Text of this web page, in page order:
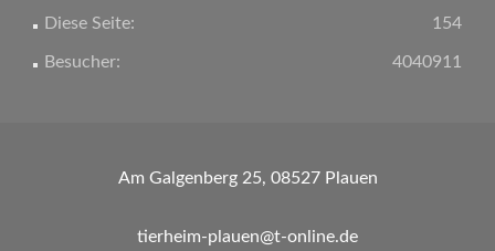
154
Diese Seite:
4040911
Besucher:
Am Galgenberg 25, 08527 Plauen
tierheim-plauen@t-online.de